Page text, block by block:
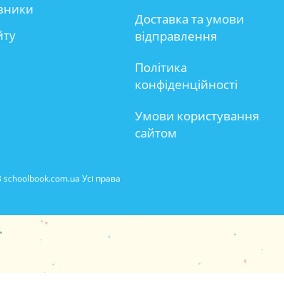
Доставка та умови
відправлення
Політика
конфіденційності
Умови користування
сайтом
Усі права